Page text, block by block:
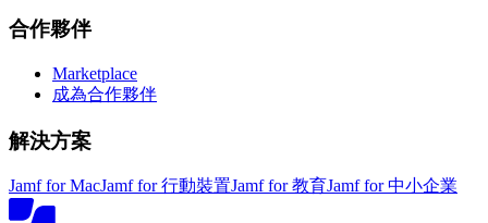
合作夥伴
Marketplace
成為合作夥伴
解決方案
Jamf for MacJamf for 行動裝置Jamf for 教育Jamf for 中小企業